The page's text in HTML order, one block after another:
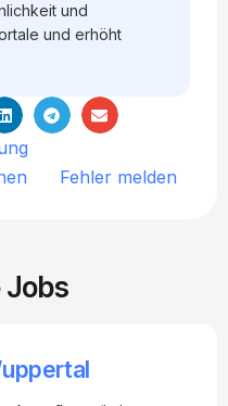
und
und erhöht
Fehler melden
Jobs